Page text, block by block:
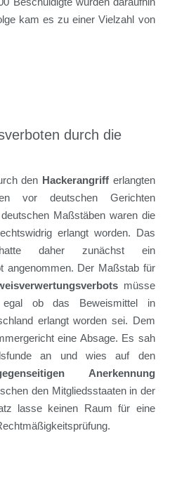
kam es zu einer Vielzahl von
durch die
den Hackerangriff erlangten
vor deutschen Gerichten
Maßstäben waren die
erlangt worden. Das
daher zunächst ein
angenommen. Der Maßstab für
müsse
ob das Beweismittel in
erlangt worden sei. Dem
eine Absage. Es sah
an und wies auf den
Anerkennung
den Mitgliedsstaaten in der
lasse keinen Raum für eine